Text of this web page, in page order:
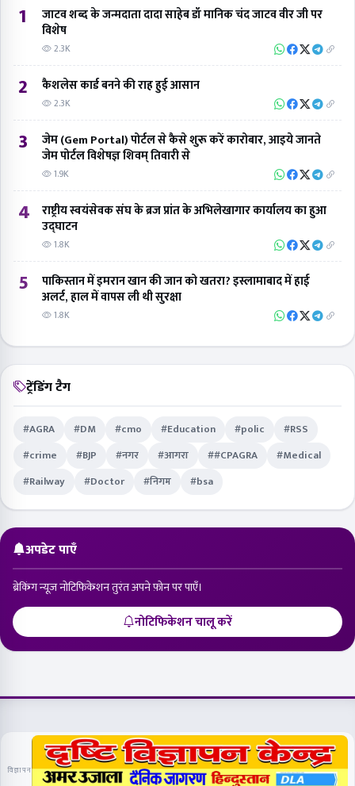
1
जाटव शब्द के जन्मदाता दादा साहेब डॉ मानिक चंद जाटव वीर जी पर
विशेष
2.3K
2 कैशलेस कार्ड बनने की राह हुई आसान
2.3K
3
जेम (Gem Portal) पोर्टल से कैसे शुरू करें कारोबार, आइये जानते
जेम पोर्टल विशेषज्ञ शिवम् तिवारी से
1.9K
4
राष्ट्रीय स्वयंसेवक संघ के ब्रज प्रांत के अभिलेखागार कार्यालय का हुआ
उद्घाटन
1.8K
5
पाकिस्तान में इमरान खान की जान को खतरा? इस्लामाबाद में हाई
अलर्ट, हाल में वापस ली थी सुरक्षा
1.8K
ट्रेंडिंग टैग
#AGRA #DM #cmo #Education #polic
#RSS
#crime
#BJP #नगर #आगरा ##CPAGRA
#Medical
#Railway
#Doctor #निगम #bsa
अपडेट पाएँ
ब्रेकिंग न्यूज़ नोटिफिकेशन तुरंत अपने फ़ोन पर पाएँ।
नोटिफिकेशन चालू करें
विज्ञापन